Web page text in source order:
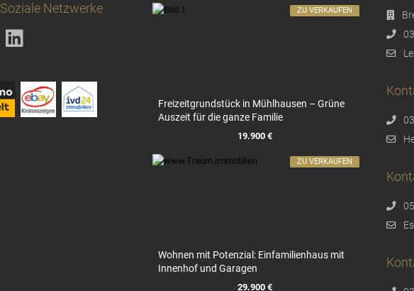
Soziale Netzwerke
Freizeitgrundstück in Mühlhausen – Grüne
Auszeit für die ganze Familie
19.900 €
ZU VERKAUFEN
Wohnen mit Potenzial: Einfamilienhaus mit
Innenhof und Garagen
29.900 €
ZU VERKAUFEN